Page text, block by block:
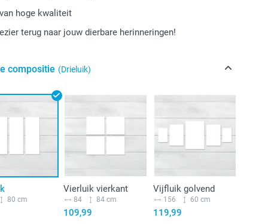
hoge kwaliteit
terug naar jouw dierbare herinneringen!
compositie (Drieluik)
80 cm
Vierluik vierkant
84 84 cm
109,99
Vijfluik golvend
156 60 cm
119,99